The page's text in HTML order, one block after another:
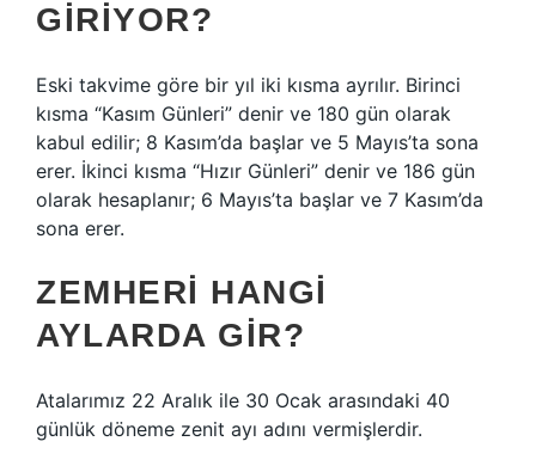
GIRIYOR?
Eski takvime göre bir yıl iki kısma ayrılır. Birinci
kısma “Kasım Günleri” denir ve 180 gün olarak
kabul edilir; 8 Kasım’da başlar ve 5 Mayıs’ta sona
erer. İkinci kısma “Hızır Günleri” denir ve 186 gün
olarak hesaplanır; 6 Mayıs’ta başlar ve 7 Kasım’da
sona erer.
ZEMHERI HANGI
AYLARDA GIR?
Atalarımız 22 Aralık ile 30 Ocak arasındaki 40
günlük döneme zenit ayı adını vermişlerdir.